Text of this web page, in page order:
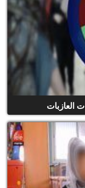
العازبات